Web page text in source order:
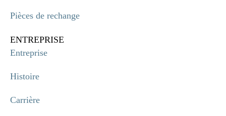
Pièces de rechange
ENTREPRISE
Entreprise
Histoire
Carrière